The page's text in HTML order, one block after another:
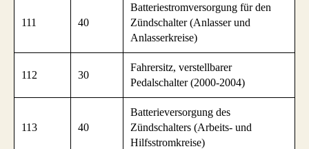
111 40
Batteriestromversorgung für den
Zündschalter (Anlasser und
Anlasserkreise)
112 30
Fahrersitz, verstellbarer
Pedalschalter (2000-2004)
113 40
Batterieversorgung des
Zündschalters (Arbeits- und
Hilfsstromkreise)